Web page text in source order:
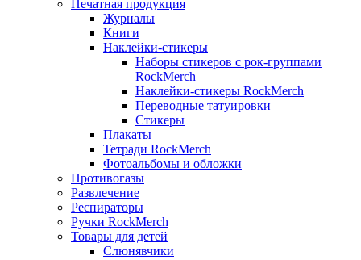
Печатная продукция
Журналы
Книги
Наклейки-стикеры
Наборы стикеров с рок-группами
RockMerch
Наклейки-стикеры RockMerch
Переводные татуировки
Стикеры
Плакаты
Тетради RockMerch
Фотоальбомы и обложки
Противогазы
Развлечение
Респираторы
Ручки RockMerch
Товары для детей
Слюнявчики